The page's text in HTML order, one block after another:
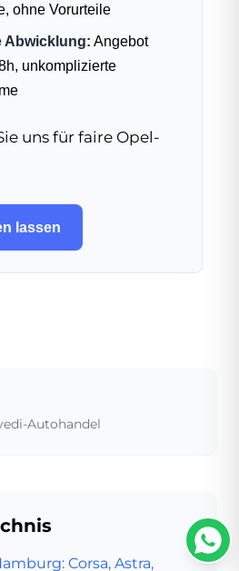
ohne Vorurteile
Abwicklung: Angebot
unkomplizierte
uns für faire Opel-
lassen
Autohandel
Corsa, Astra,